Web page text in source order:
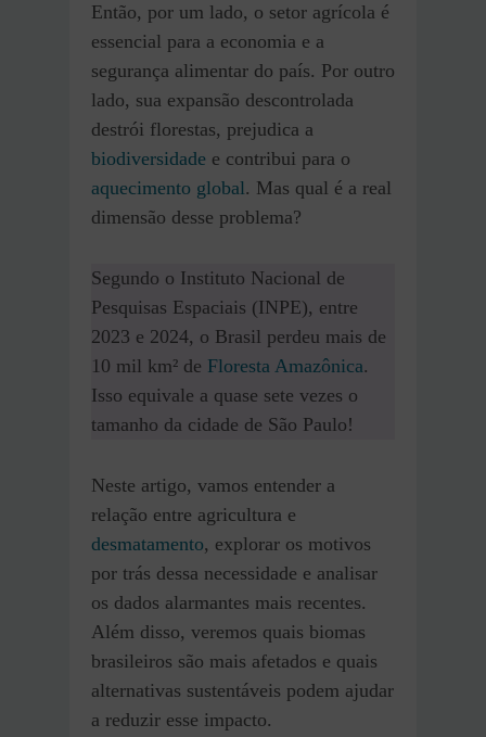
Então, por um lado, o setor agrícola é
essencial para a economia e a
segurança alimentar do país. Por outro
lado, sua expansão descontrolada
destrói florestas, prejudica a
biodiversidade e contribui para o
aquecimento global. Mas qual é a real
dimensão desse problema?
Segundo o Instituto Nacional de
Pesquisas Espaciais (INPE), entre
2023 e 2024, o Brasil perdeu mais de
10 mil km² de Floresta Amazônica.
Isso equivale a quase sete vezes o
tamanho da cidade de São Paulo!
Neste artigo, vamos entender a
relação entre agricultura e
desmatamento, explorar os motivos
por trás dessa necessidade e analisar
os dados alarmantes mais recentes.
Além disso, veremos quais biomas
brasileiros são mais afetados e quais
alternativas sustentáveis podem ajudar
a reduzir esse impacto.